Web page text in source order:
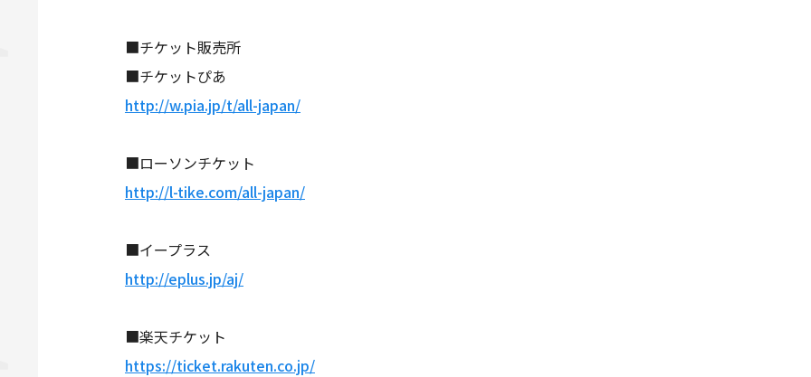
■チケット販売所
■チケットぴあ
http://w.pia.jp/t/all-japan/
■ローソンチケット
http://l-tike.com/all-japan/
■イープラス
http://eplus.jp/aj/
■楽天チケット
https://ticket.rakuten.co.jp/